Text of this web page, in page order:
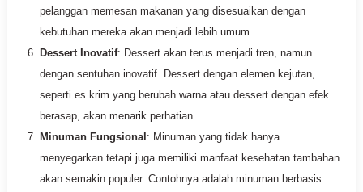
pelanggan memesan makanan yang disesuaikan dengan
kebutuhan mereka akan menjadi lebih umum.
Dessert Inovatif: Dessert akan terus menjadi tren, namun
dengan sentuhan inovatif. Dessert dengan elemen kejutan,
seperti es krim yang berubah warna atau dessert dengan efek
berasap, akan menarik perhatian.
Minuman Fungsional : Minuman yang tidak hanya
menyegarkan tetapi juga memiliki manfaat kesehatan tambahan
akan semakin populer. Contohnya adalah minuman berbasis